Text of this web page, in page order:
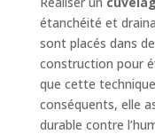
étanchéité et
sont placés dans
construction pour
que cette
conséquents, elle
durable contre